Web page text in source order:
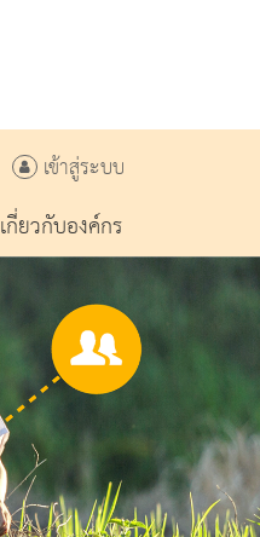
เข้าสู่ระบบ
เกี่ยวกับองค์กร